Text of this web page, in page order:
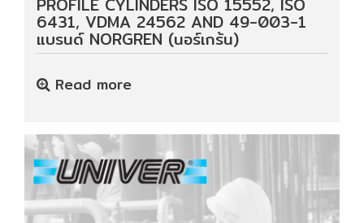
PROFILE CYLINDERS ISO 15552, ISO
6431, VDMA 24562 AND 49-003-1
แบรนด์ NORGREN (นอร์เกร้น)
Read more